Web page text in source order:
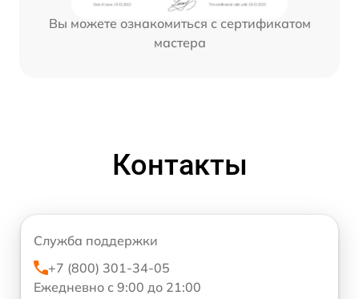
Вы можете ознакомиться с сертификатом
мастера
Контакты
Служба поддержки
+7 (800) 301-34-05
Ежедневно с 9:00 до 21:00